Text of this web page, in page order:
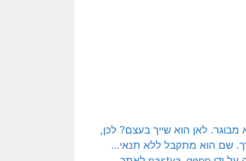
לאן הוא שייך בעצם? לכן,
שם הוא מתקבל ללא תנאי…